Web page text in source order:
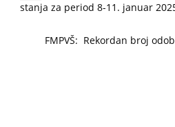
stanja za period 8-11. januar
FMPVŠ: Rekordan broj